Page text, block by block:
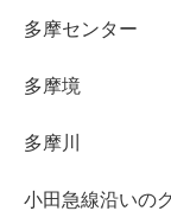
多摩センター
多摩境
多摩川
小田急線沿いの